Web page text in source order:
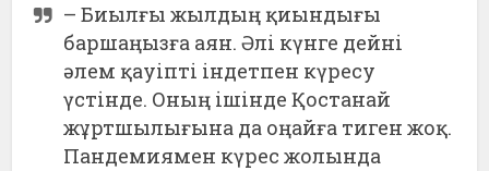
– Биылғы жылдың қиындығы
баршаңызға аян. Әлі күнге дейні
әлем қауіпті індетпен күресу
үстінде. Оның ішінде Қостанай
жұртшылығына да оңайға тиген жоқ.
Пандемиямен күрес жолында